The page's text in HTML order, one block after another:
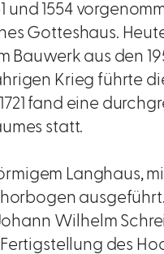
und 1554
Gotteshaus.
Bauwerk aus den
Krieg führte
fand eine
statt.
Langhaus,
Wilhelm
des